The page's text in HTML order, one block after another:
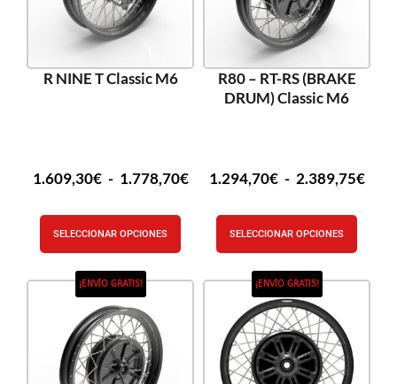
R NINE T Classic M6
1.609,30€ - 1.778,70€
SELECCIONAR OPCIONES
R80 – RT-RS (BRAKE
DRUM) Classic M6
1.294,70€ - 2.389,75€
SELECCIONAR OPCIONES
¡ENVÍO GRATIS! ¡ENVÍO GRATIS!